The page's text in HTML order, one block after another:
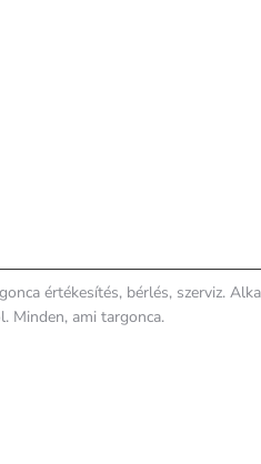
értékesítés, bérlés, szerviz.
Minden, ami targonca.